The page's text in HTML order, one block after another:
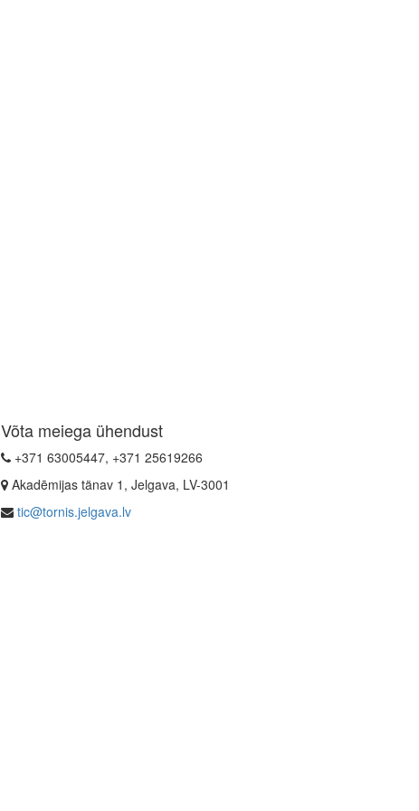
Võta meiega ühendust
+371 63005447, +371 25619266
Akadēmijas tänav 1, Jelgava, LV-3001
tic@tornis.jelgava.lv